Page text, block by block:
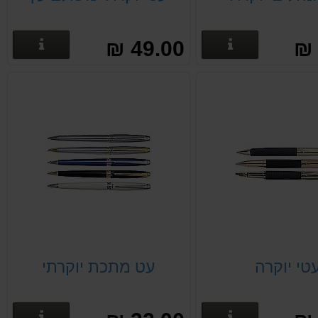
פרטים נוספים
49.00 ₪
יוקרה עט מתכת יוקרתי